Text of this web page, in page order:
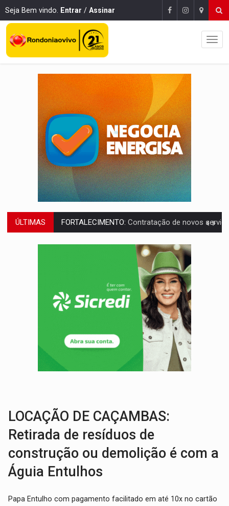
Seja Bem vindo. Entrar / Assinar
ÚLTIMAS URGENTE:Condutor de carro avança cruzamento e deixa
'OS OLHOS DO BRASIL':Emanuel Neri transforma indignação e esperança em
Dentista de PVH é denunciado por transmitir HIV
ESQUEMA DE FRAUDES:Polícia Civil deflagra a terceira fase da
ASSESSOR FLAGRADO: Empresa e ONG que recebeu R$ 12 mi em emendas
INFLUENCIARIA ELEIÇÕES:Justiça Eleitoral manda tirar vídeo com suposta
CONEXÃO RONDONIAOVIVO: Marcio Barreto, pres. da ABAV-RO, alerta sobre
DA RECICLAGEM AO SUCESSO: A trajetória de superação de
LOCAÇÃO DE CAÇAMBAS:
Retirada de resíduos de
construção ou demolição é com a
Águia Entulhos
Papa Entulho com pagamento facilitado em até 10x no cartão